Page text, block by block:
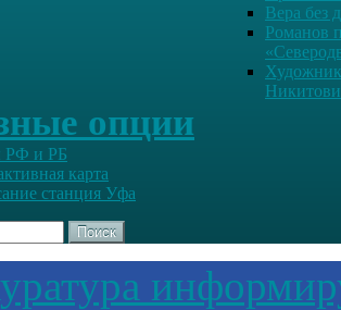
Вера без
Романов
опции
РФ и РБ
карта
станция Уфа
Поиск